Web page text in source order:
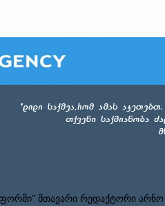
მთავარი რედაქტორი